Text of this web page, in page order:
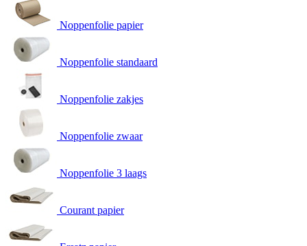
Noppenfolie papier
Noppenfolie standaard
Noppenfolie zakjes
Noppenfolie zwaar
Noppenfolie 3 laags
Courant papier